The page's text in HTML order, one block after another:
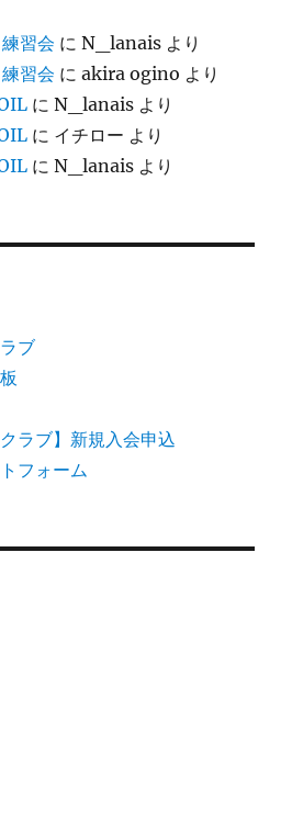
習会 にN_lanais より
習会 にakira ogino より
にN_lanais より
に イチロー より
にN_lanais より
ブ
ラブ】新規入会申込
フォーム